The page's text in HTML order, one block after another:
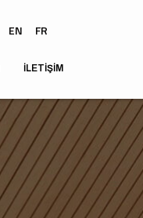
EN FR
İLETIŞIM